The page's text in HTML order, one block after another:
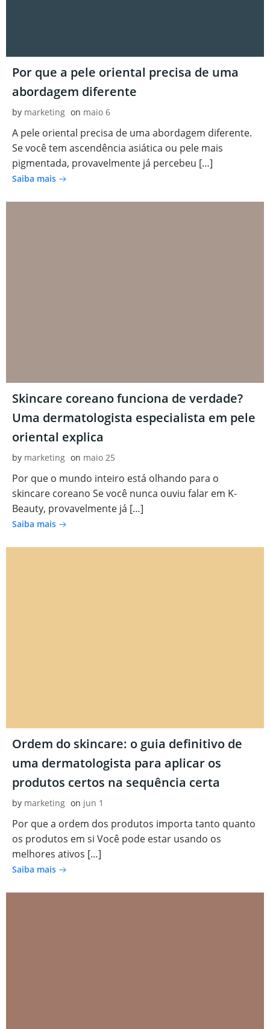
Por que a pele oriental precisa de uma
abordagem diferente
by marketing on maio 6
A pele oriental precisa de uma abordagem diferente.
Se você tem ascendência asiática ou pele mais
pigmentada, provavelmente já percebeu […]
Saiba mais
Skincare coreano funciona de verdade?
Uma dermatologista especialista em pele
oriental explica
by marketing on maio 25
Por que o mundo inteiro está olhando para o
skincare coreano Se você nunca ouviu falar em K-
Beauty, provavelmente já […]
Saiba mais
Ordem do skincare: o guia definitivo de
uma dermatologista para aplicar os
produtos certos na sequência certa
by marketing on jun 1
Por que a ordem dos produtos importa tanto quanto
os produtos em si Você pode estar usando os
melhores ativos […]
Saiba mais